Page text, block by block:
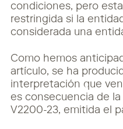
condiciones, pero
restringida si la
considerada una
Como hemos
artículo, se ha
interpretación que
es consecuencia de
V2200-23, emitida el